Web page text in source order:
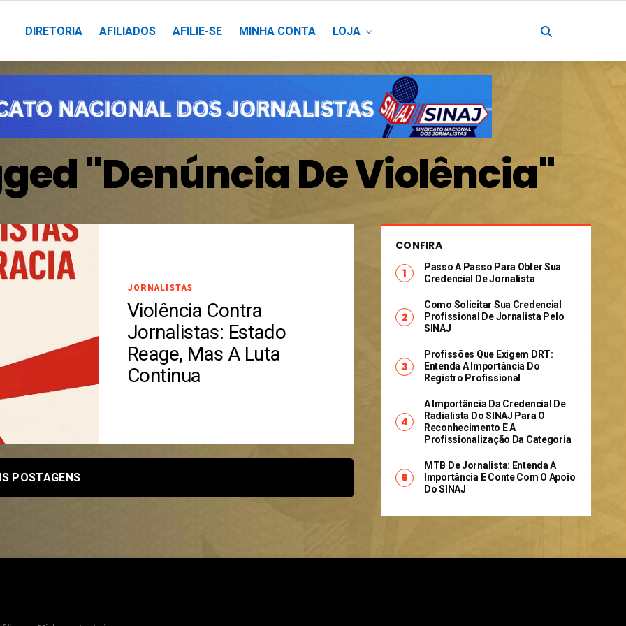
DIRETORIA AFILIADOS AFILIE-SE MINHA CONTA LOJA
"denúncia De Violência"
JORNALISTAS
Violência Contra
Jornalistas: Estado
Reage, Mas A Luta
Continua
POSTAGENS
CONFIRA
Passo A Passo Para Obter Sua
Credencial De Jornalista
Como Solicitar Sua Credencial
Profissional De Jornalista Pelo
SINAJ
Profissões Que Exigem DRT:
Entenda A Importância Do
Registro Profissional
A Importância Da Credencial De
Radialista Do SINAJ Para O
Reconhecimento E A
Profissionalização Da Categoria
MTB De Jornalista: Entenda A
Importância E Conte Com O Apoio
Do SINAJ